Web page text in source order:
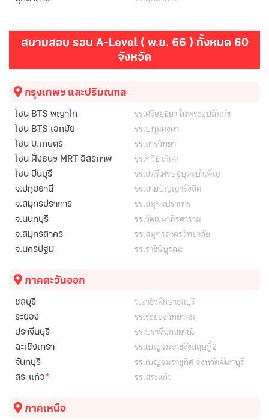
สนามสอบ รอบ A-Level ( พ.ย. 66 ) ทั้งหมด 60
จังหวัด
กรุงเทพฯ และปริมณฑล
โซน BTS พญาไท รร.ศรีอยุธยา ในพระอุปถัมภ์ฯ
โซน BTS เอกมัย รร.ปทุมคงคา
โซน ม.เกษตร รร.สารวิทยา
โซน ฝั่งธนฯ MRT อิสรภาพ รร.ทวีธาภิเศก
โซน มีนบุรี รร.สตรีเศรษฐบุตรบำเพ็ญ
จ.ปทุมธานี รร.สายปัญญารังสิต
จ.สมุทรปราการ รร.สมุทรปราการ
จ.นนทบุรี รร.วัดเขมาภิรตาราม
จ.สมุทรสาคร รร.สมุทรสาครวิทยาลัย
จ.นครปฐม รร.ราชินีบูรณะ
ภาคตะวันออก
ชลบุรี ว.อาชีวศึกษาชลบุรี
ระยอง รร.ระยองวิทยาคม
ปราจีนบุรี รร.ปราจีนกัลยาณี
ฉะเชิงเทรา รร.เบญจมราชรังสฤษฎิ์2
จันทบุรี รร.เบญจมราชูทิศ จังหวัดจันทบุรี
สระแก้ว* รร.สระแก้ว
ภาคเหนือ